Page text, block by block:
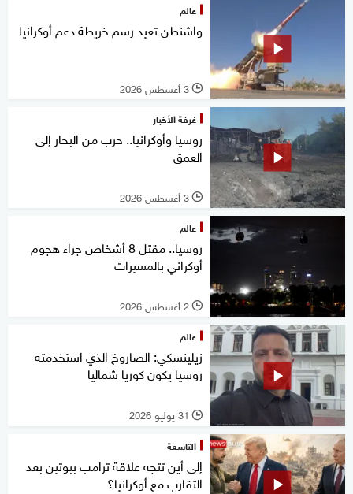
عالم
واشنطن تعيد رسم خريطة دعم أوكرانيا
l 3 أغسطس 2026
غرفة الأخبار
روسيا وأوكرانيا.. حرب من البحار إلى
العمق
l 3 أغسطس 2026
عالم
روسيا.. مقتل 8 أشخاص جراء هجوم
أوكراني بالمسيرات
l 2 أغسطس 2026
عالم
زيلينسكي: الصاروخ الذي استخدمته
روسيا يكون كوريا شماليا
l 31 يوليو 2026
التاسعة
إلى أين تتجه علاقة ترامب ببوتين بعد
التقارب مع أوكرانيا؟